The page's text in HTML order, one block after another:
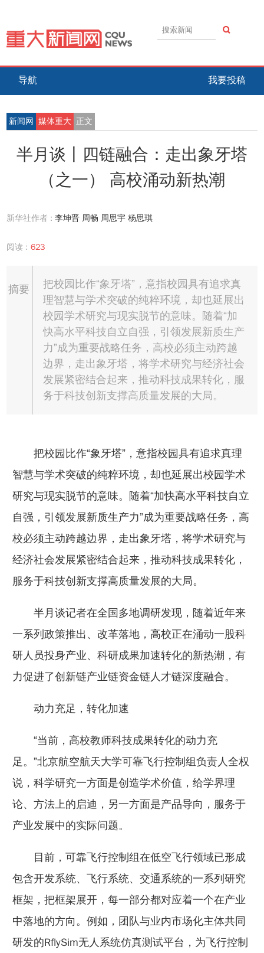
导航 我要投稿
新闻网 媒体重大 正文
半月谈丨四链融合：走出象牙塔
（之一） 高校涌动新热潮
新华社作者 :李坤晋 周畅 周思宇 杨思琪
阅读 : 623
摘要
把校园比作“象牙塔”，意指校园具有追求真
理智慧与学术突破的纯粹环境，却也延展出
校园学术研究与现实脱节的意味。随着“加
快高水平科技自立自强，引领发展新质生产
力”成为重要战略任务，高校必须主动跨越
边界，走出象牙塔，将学术研究与经济社会
发展紧密结合起来，推动科技成果转化，服
务于科技创新支撑高质量发展的大局。
把校园比作“象牙塔”，意指校园具有追求真理
智慧与学术突破的纯粹环境，却也延展出校园学术
研究与现实脱节的意味。随着“加快高水平科技自立
自强，引领发展新质生产力”成为重要战略任务，高
校必须主动跨越边界，走出象牙塔，将学术研究与
经济社会发展紧密结合起来，推动科技成果转化，
服务于科技创新支撑高质量发展的大局。
半月谈记者在全国多地调研发现，随着近年来
一系列政策推出、改革落地，高校正在涌动一股科
研人员投身产业、科研成果加速转化的新热潮，有
力促进了创新链产业链资金链人才链深度融合。
动力充足，转化加速
“当前，高校教师科技成果转化的动力充
足。”北京航空航天大学可靠飞行控制组负责人全权
说，科学研究一方面是创造学术价值，给学界理
论、方法上的启迪，另一方面是产品导向，服务于
产业发展中的实际问题。
目前，可靠飞行控制组在低空飞行领域已形成
包含开发系统、飞行系统、交通系统的一系列研究
框架，把框架展开，每一部分都对应着一个在产业
中落地的方向。例如，团队与业内市场化主体共同
研发的RflySim无人系统仿真测试平台，为飞行控制